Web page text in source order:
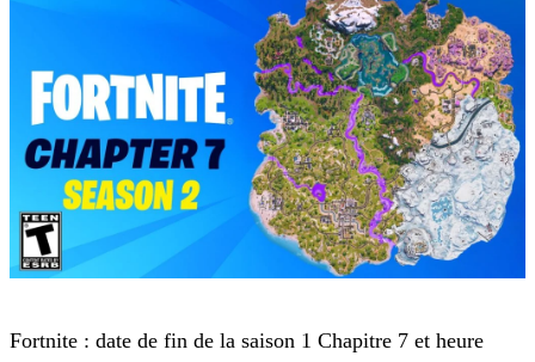
Fortnite : date de fin de la saison 1 Chapitre 7 et heure